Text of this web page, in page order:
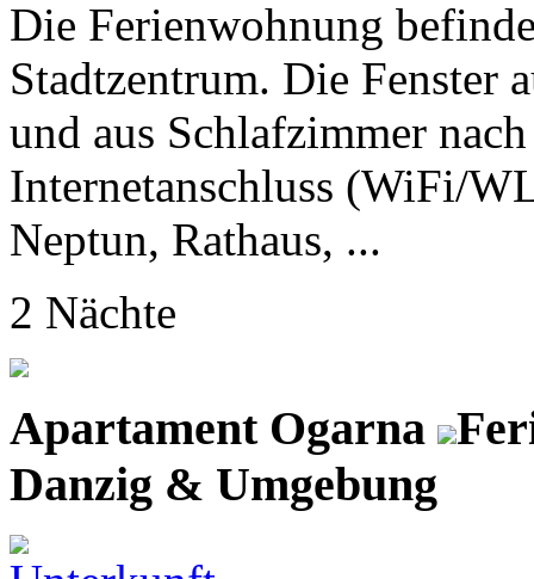
Die Ferienwohnung
Stadtzentrum. Die Fenster
und aus Schlafzimmer
Internetanschluss (WiFi/
Neptun, Rathaus, ...
2 Nächte
Apartament Ogarna
Danzig & Umgebung